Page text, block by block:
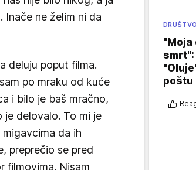
Inače ne želim ni da
deluju poput filma.
po mraku od kuće
i bilo je baš mračno,
delovalo. To mi je
da ih
preprečio se pred
filmovima. Nisam
DRUŠTVO
"Moja
poštu